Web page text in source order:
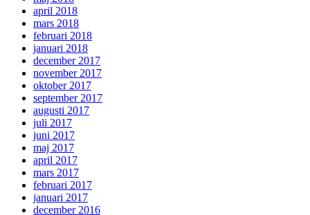
april 2018
mars 2018
februari 2018
januari 2018
december 2017
november 2017
oktober 2017
september 2017
augusti 2017
juli 2017
juni 2017
maj 2017
april 2017
mars 2017
februari 2017
januari 2017
december 2016